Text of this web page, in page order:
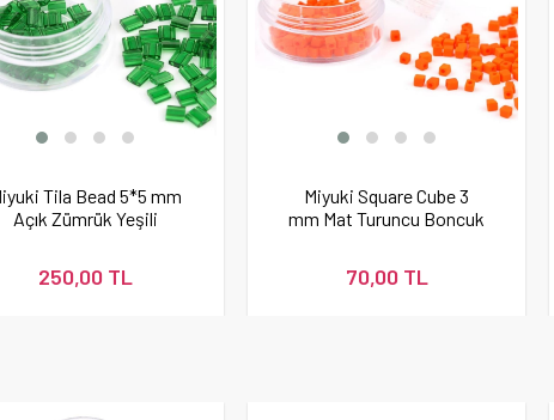
Tila Bead 5*5 mm
Açık Zümrük Yeşili
250,00 TL
Miyuki Square Cube 3
mm Mat Turuncu Boncuk
70,00 TL